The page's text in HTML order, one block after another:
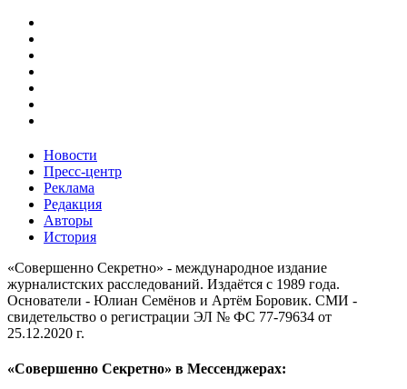
Новости
Пресс-центр
Реклама
Редакция
Авторы
История
«Совершенно Секретно» - международное издание
журналистских расследований. Издаётся с 1989 года.
Основатели - Юлиан Семёнов и Артём Боровик. CМИ -
свидетельство о регистрации ЭЛ № ФС 77-79634 от
25.12.2020 г.
«Совершенно Секретно» в Мессенджерах: